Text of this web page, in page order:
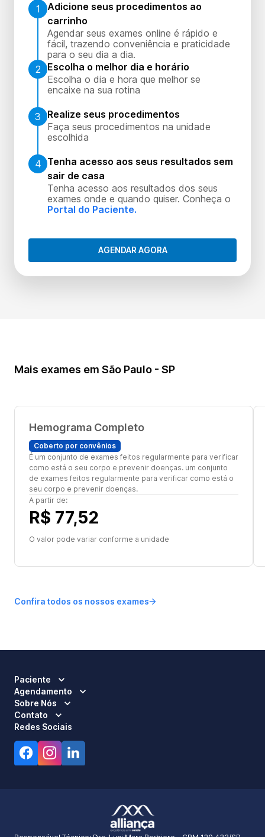
1
Adicione seus procedimentos ao
carrinho
Agendar seus exames online é rápido e
fácil, trazendo conveniência e praticidade
para o seu dia a dia.
2
Escolha o melhor dia e horário
Escolha o dia e hora que melhor se
encaixe na sua rotina
3
Realize seus procedimentos
Faça seus procedimentos na unidade
escolhida
4 Tenha acesso aos seus resultados sem
sair de casa
Tenha acesso aos resultados dos seus
exames onde e quando quiser. Conheça o
Portal do Paciente.
AGENDAR AGORA
Mais exames em São Paulo - SP
Hemograma Completo
Coberto por convênios
É um conjunto de exames feitos regularmente para verificar
como está o seu corpo e prevenir doenças. um conjunto
de exames feitos regularmente para verificar como está o
seu corpo e prevenir doenças.
A partir de:
R$ 77,52
O valor pode variar conforme a unidade
Confira todos os nossos exames
Paciente
Agendamento
Sobre Nós
Contato
Redes Sociais